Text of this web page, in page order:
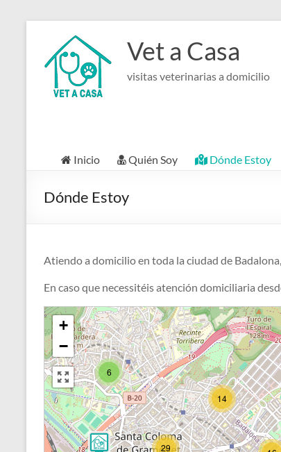
contenido
Vet a Casa
visitas veterinarias a domicilio
Inicio Quién Soy Dónde Estoy
Dónde Estoy
Atiendo a domicilio en toda la ciudad de
En caso que necessitéis atención domiciliaria
14
6
29
+
−